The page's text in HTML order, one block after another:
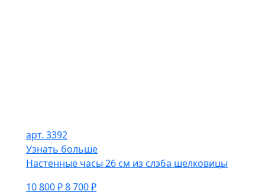
арт. 3392
Узнать больше
Настенные часы 26 см из слэба шелковицы
10 800 ₽8 700 ₽